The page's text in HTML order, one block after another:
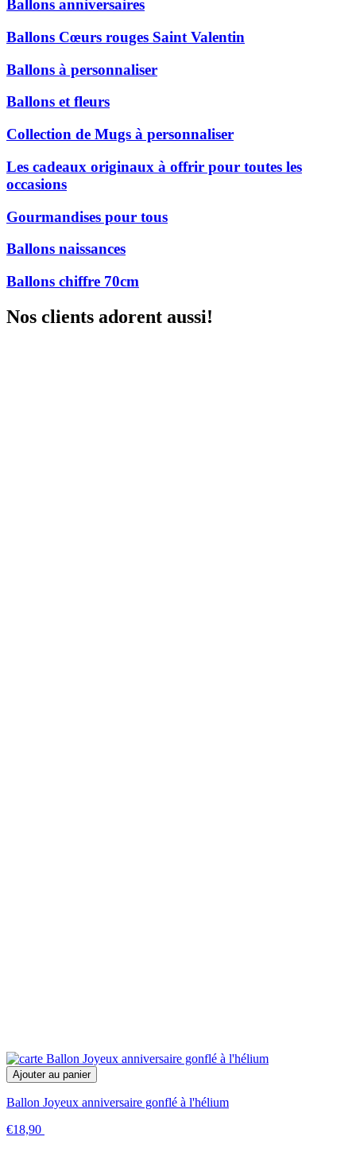
Ballons anniversaires
Ballons Cœurs rouges Saint Valentin
Ballons à personnaliser
Ballons et fleurs
Collection de Mugs à personnaliser
Les cadeaux originaux à offrir pour toutes les
occasions
Gourmandises pour tous
Ballons naissances
Ballons chiffre 70cm
Nos clients adorent aussi!
Ajouter au panier
Ballon Joyeux anniversaire gonflé à l'hélium
€18,90